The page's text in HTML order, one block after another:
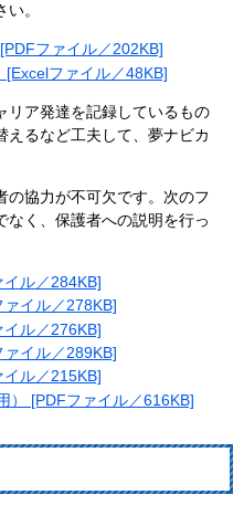
。
ファイル／202KB]
ファイル／48KB]
リア発達を記録しているもの
えるなど工夫して、夢ナビカ
の協力が不可欠です。次のフ
なく、保護者への説明を行っ
ル／284KB]
イル／278KB]
ル／276KB]
イル／289KB]
ル／215KB]
） [PDFファイル／616KB]